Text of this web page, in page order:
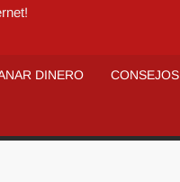
DINERO CONSEJOS